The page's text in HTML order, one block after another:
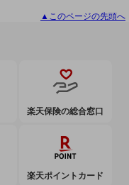
▲このページの先頭へ
楽天保険の総合窓口
楽天ポイントカード